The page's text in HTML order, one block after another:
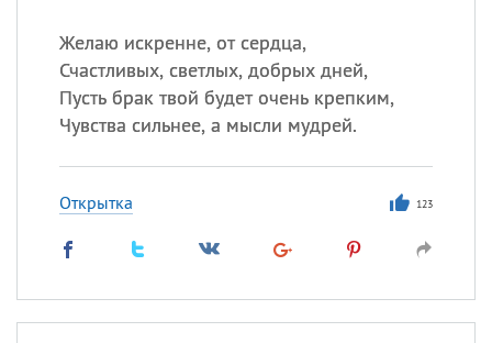
Желаю искренне, от сердца,
Счастливых, светлых, добрых дней,
Пусть брак твой будет очень крепким,
Чувства сильнее, а мысли мудрей.
Открытка 123
Сегодня празднуют именины
Сергей, Теодор,